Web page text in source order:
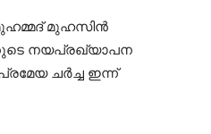
മുഹസിൻ
നയപ്രഖ്യാപന
ചർച്ച ഇന്ന്